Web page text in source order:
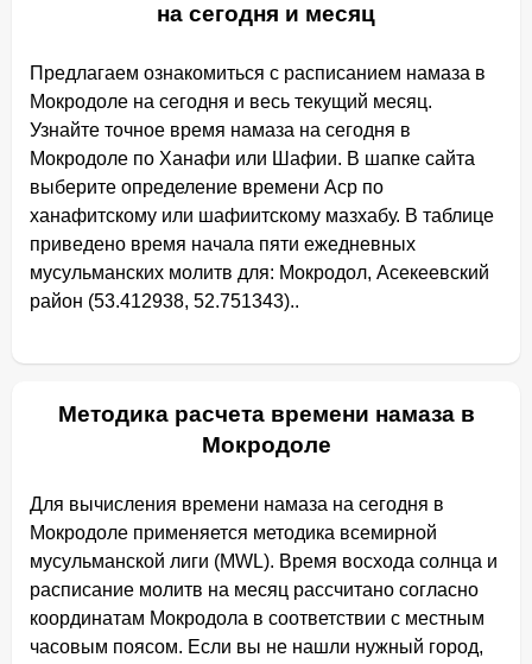
на сегодня и месяц
Предлагаем ознакомиться с расписанием намаза в
Мокродоле на сегодня и весь текущий месяц.
Узнайте точное время намаза на сегодня в
Мокродоле по Ханафи или Шафии. В шапке сайта
выберите определение времени Аср по
ханафитскому или шафиитскому мазхабу. В таблице
приведено время начала пяти ежедневных
мусульманских молитв для: Мокродол, Асекеевский
район (53.412938, 52.751343)..
Методика расчета времени намаза в
Мокродоле
Для вычисления времени намаза на сегодня в
Мокродоле применяется методика всемирной
мусульманской лиги (MWL). Время восхода солнца и
расписание молитв на месяц рассчитано согласно
координатам Мокродола в соответствии с местным
часовым поясом. Если вы не нашли нужный город,